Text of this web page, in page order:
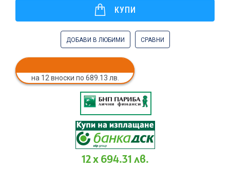
КУПИ
ДОБАВИ В ЛЮБИМИ СРАВНИ
на 12 вноски по 689.13 лв.
12 x 694.31 лв.